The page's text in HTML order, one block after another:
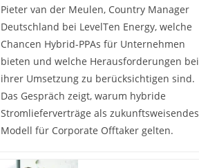
Pieter van der Meulen, Country Manager
Deutschland bei LevelTen Energy, welche
Chancen Hybrid-PPAs für Unternehmen
bieten und welche Herausforderungen bei
ihrer Umsetzung zu berücksichtigen sind.
Das Gespräch zeigt, warum hybride
Stromlieferverträge als zukunftsweisendes
Modell für Corporate Offtaker gelten.